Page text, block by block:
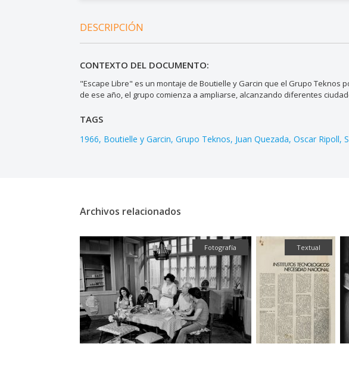
DESCRIPCIÓN
CONTEXTO DEL DOCUMENTO:
"Escape Libre" es un montaje de Boutielle y Garcin que el Grupo Teknos
de ese año, el grupo comienza a ampliarse, alcanzando diferentes
TAGS
1966 Boutielle y Garcin Grupo Teknos Juan Quezada Oscar Ripoll
Archivos relacionados
Fotografía Textual